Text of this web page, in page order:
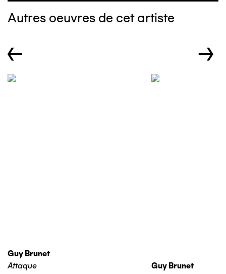
Autres oeuvres de cet artiste
← →
Guy Brunet
Attaque
Guy Brunet